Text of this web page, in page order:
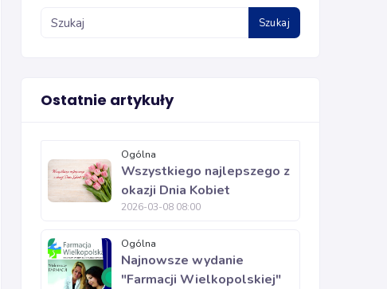
Szukaj
Ostatnie artykuły
Ogólna
Wszystkiego najlepszego z
okazji Dnia Kobiet
2026-03-08 08:00
Ogólna
Najnowsze wydanie
"Farmacji Wielkopolskiej"